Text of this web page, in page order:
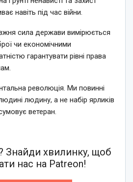
навіть під час війни.
сила держави вимірюється
чи економічними
гарантувати рівні права
революція. Ми повинні
людину, а не набір ярликів
ветеран.
Знайди хвилинку, щоб
нас на Patreon!